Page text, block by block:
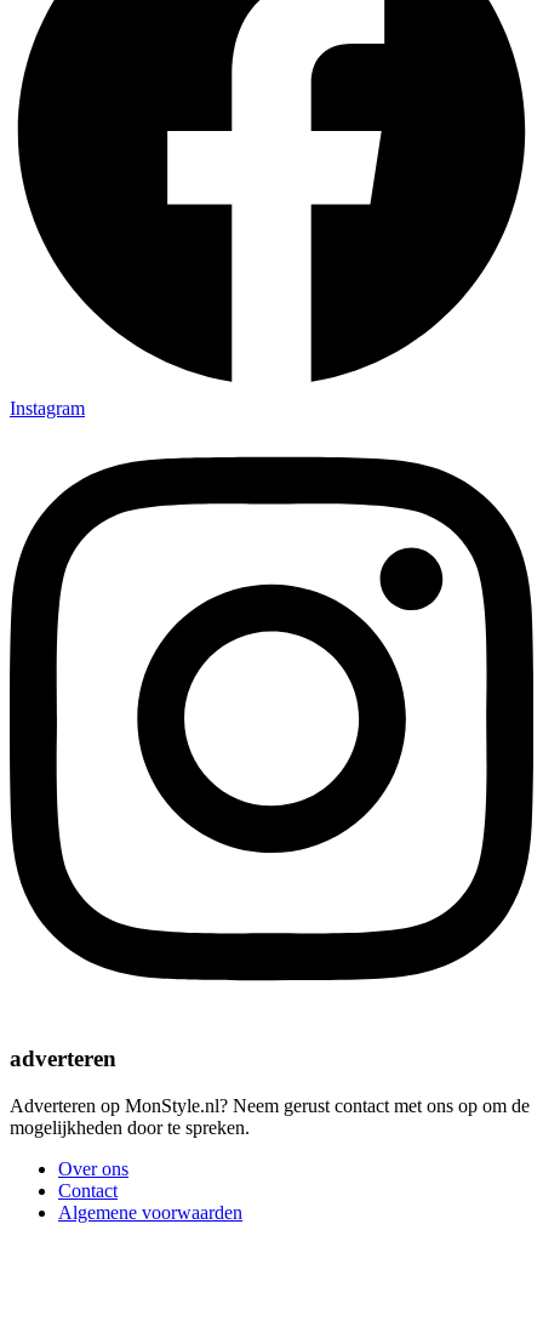
Instagram
adverteren
Adverteren op MonStyle.nl? Neem gerust contact met ons op om de
mogelijkheden door te spreken.
Over ons
Contact
Algemene voorwaarden